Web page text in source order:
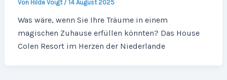
Von Hilde Voigt / 14 August 2025
Was wäre, wenn Sie Ihre Träume in einem
magischen Zuhause erfüllen könnten? Das House
Colen Resort im Herzen der Niederlande